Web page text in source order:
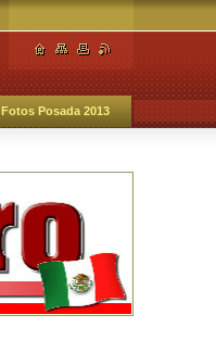
Fotos Posada 2013